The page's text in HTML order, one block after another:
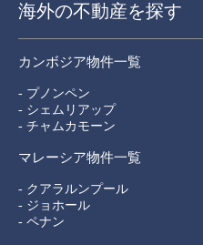
海外の不動産を探す
カンボジア物件一覧
- プノンペン
- シェムリアップ
- チャムカモーン
マレーシア物件一覧
- クアラルンプール
- ジョホール
- ペナン